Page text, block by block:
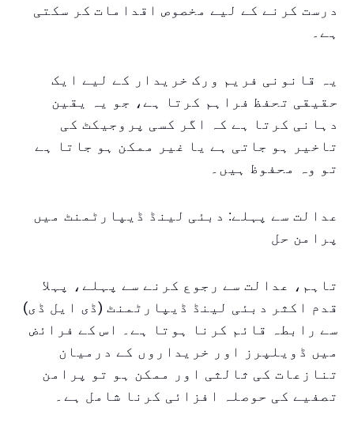
درست کرنے کے لیے مخصوص اقدامات کر سکتی
ہے۔
یہ قانونی فریم ورک خریدار کے لیے ایک
حقیقی تحفظ فراہم کرتا ہے، جو یہ یقین
دہانی کرتا ہے کہ اگر کسی پروجیکٹ کی
تاخیر ہو جاتی ہے یا غیر ممکن ہو جاتا ہے
تو وہ محفوظ ہیں۔
عدالت سے پہلے: دبئی لینڈ ڈیپارٹمنٹ میں
پرامن حل
تاہم، عدالت سے رجوع کرنے سے پہلے، پہلا
قدم اکثر دبئی لینڈ ڈیپارٹمنٹ (ڈی ایل ڈی)
سے رابطہ قائم کرنا ہوتا ہے۔ اس کے فرائض
میں ڈویلپرز اور خریداروں کے درمیان
تنازعات کی ثالثی اور ممکن ہو تو پرامن
تصفیے کی حوصلہ افزائی کرنا شامل ہے۔